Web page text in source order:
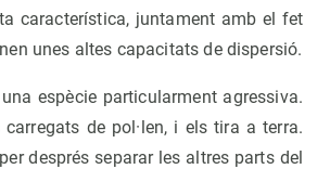
característica, juntament amb el fet
unes altes capacitats de dispersió.
espècie particularment agressiva.
de pol·len, i els tira a terra.
després separar les altres parts del